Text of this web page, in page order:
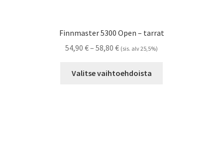
Finnmaster 5300 Open – tarrat
54,90 €– 58,80 €Hintaluokka:
-
(sis. alv 25,5%)
Valitse vaihtoehdoista